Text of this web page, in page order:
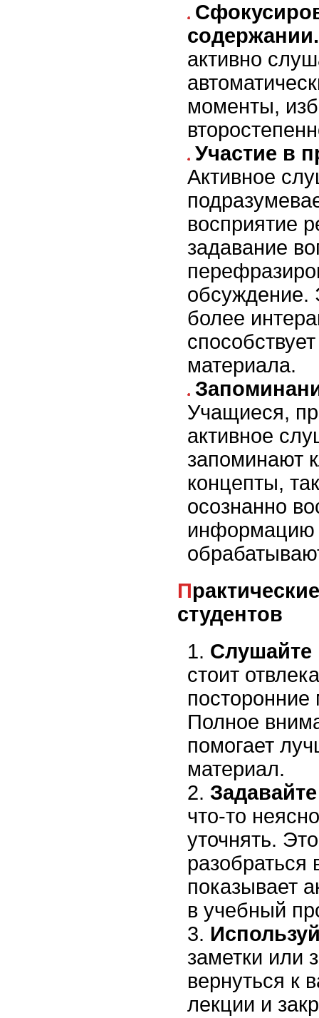
содержании.
активно
моменты,
Участие в
Активное
восприятие
задавание
обсуждение.
более
материала.
Учащиеся,
активное
запоминают
концепты,
осознанно
информацию
Практические рекомендации для
студентов
Слушайте
стоит
Полное
помогает
материал.
что-то
уточнять.
разобраться
показывает
в учебный
заметки или
вернуться к
лекции и